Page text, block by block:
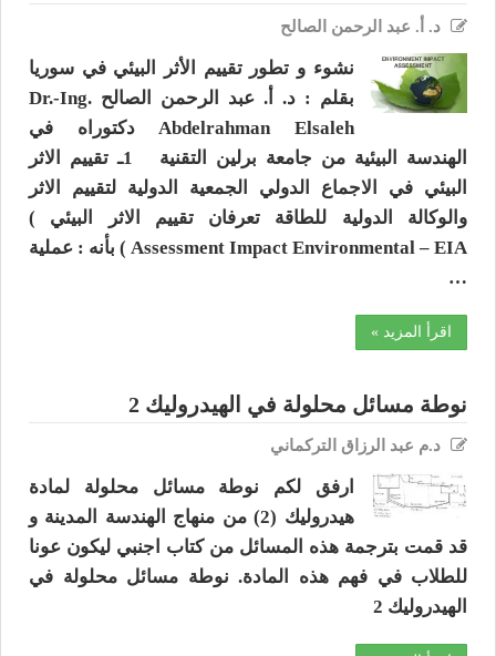
د. أ. عبد الرحمن الصالح
نشوء و تطور تقييم الأثر البيئي في سوريا
بقلم : د. أ. عبد الرحمن الصالح Dr.-Ing.
Abdelrahman Elsaleh دكتوراه في
الهندسة البيئية من جامعة برلين التقنية 1ـ تقييم الاثر
البيئي في الاجماع الدولي الجمعية الدولية لتقييم الاثر
والوكالة الدولية للطاقة تعرفان تقييم الاثر البيئي )
Assessment Impact Environmental – EIA ) بأنه : عملية
…
اقرأ المزيد »
نوطة مسائل محلولة في الهيدروليك 2
د.م عبد الرزاق التركماني
ارفق لكم نوطة مسائل محلولة لمادة
هيدروليك (2) من منهاج الهندسة المدينة و
قد قمت بترجمة هذه المسائل من كتاب اجنبي ليكون عونا
للطلاب في فهم هذه المادة. نوطة مسائل محلولة في
الهيدروليك 2